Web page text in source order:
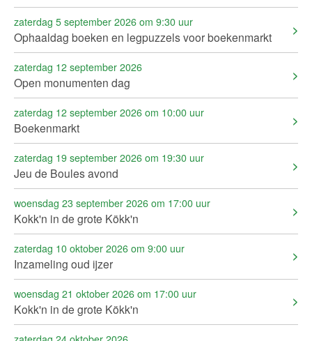
zaterdag 5 september 2026 om 9:30 uur
Ophaaldag boeken en legpuzzels voor boekenmarkt
zaterdag 12 september 2026
Open monumenten dag
zaterdag 12 september 2026 om 10:00 uur
Boekenmarkt
zaterdag 19 september 2026 om 19:30 uur
Jeu de Boules avond
woensdag 23 september 2026 om 17:00 uur
Kokk'n in de grote Kökk'n
zaterdag 10 oktober 2026 om 9:00 uur
Inzameling oud ijzer
woensdag 21 oktober 2026 om 17:00 uur
Kokk'n in de grote Kökk'n